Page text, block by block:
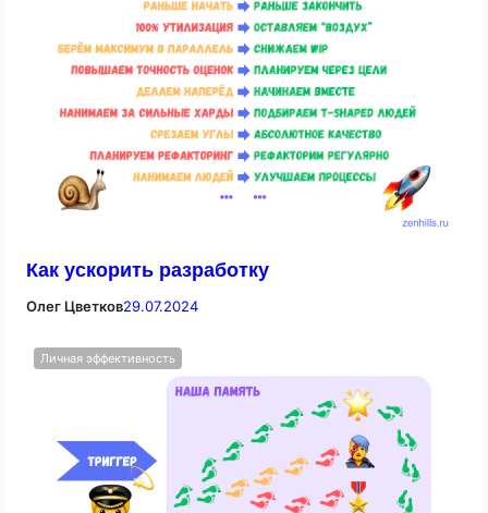
Как ускорить разработку
Олег Цветков29.07.2024
Личная эффективность